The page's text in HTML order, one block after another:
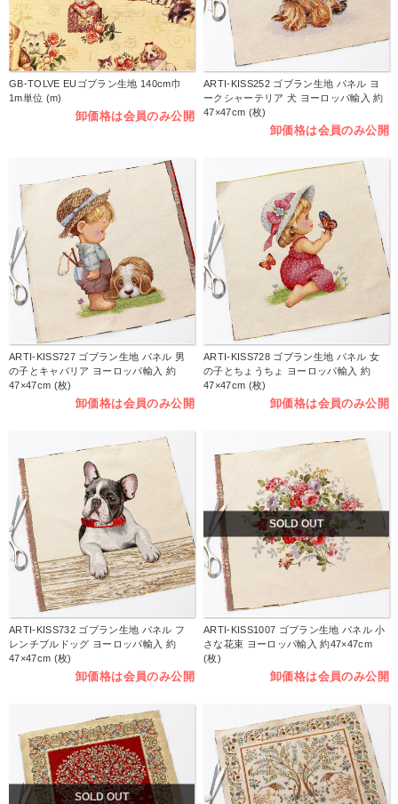
GB-TOLVE EUゴブラン生地 140cm巾
1m単位 (m)
卸価格は会員のみ公開
ARTI-KISS252 ゴブラン生地 パネル ヨ
ークシャーテリア 犬 ヨーロッパ輸入 約
47×47cm (枚)
卸価格は会員のみ公開
ARTI-KISS727 ゴブラン生地 パネル 男
の子とキャバリア ヨーロッパ輸入 約
47×47cm (枚)
卸価格は会員のみ公開
ARTI-KISS728 ゴブラン生地 パネル 女
の子とちょうちょ ヨーロッパ輸入 約
47×47cm (枚)
卸価格は会員のみ公開
ARTI-KISS732 ゴブラン生地 パネル フ
レンチブルドッグ ヨーロッパ輸入 約
47×47cm (枚)
卸価格は会員のみ公開
SOLD OUT
ARTI-KISS1007 ゴブラン生地 パネル 小
さな花束 ヨーロッパ輸入 約47×47cm
(枚)
卸価格は会員のみ公開
SOLD OUT